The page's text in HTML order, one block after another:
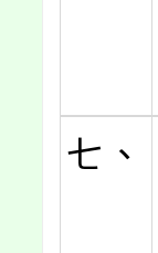
七、